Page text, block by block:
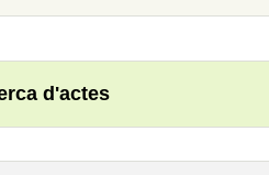
d'actes